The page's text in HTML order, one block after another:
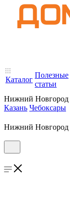
Каталог
Полезные
статьи
Нижний Новгород
Казань Чебоксары
Нижний Новгород